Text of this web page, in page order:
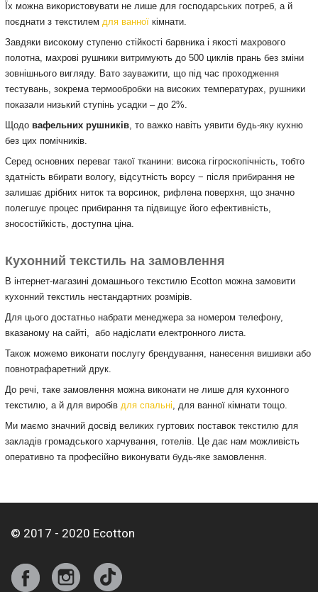
Їх можна використовувати не лише для господарських потреб, а й
поєднати з текстилем для ванноїкімнати.
Завдяки високому ступеню стійкості барвника і якості махрового
полотна, махрові рушники витримують до 500 циклів прань без зміни
зовнішнього вигляду. Вато зауважити, що під час проходження
тестувань, зокрема термообробки на високих температурах, рушники
показали низький ступінь усадки – до 2%.
Щодо вафельних рушників, то важко навіть уявити будь-яку кухню
без цих помічників.
Серед основних переваг такої тканини: висока гігроскопічність, тобто
здатність вбирати вологу, відсутність ворсу − після прибирання не
залишає дрібних ниток та ворсинок, рифлена поверхня, що значно
полегшує процес прибирання та підвищує його ефективність,
зносостійкість, доступна ціна.
Кухонний текстиль на замовлення
В інтернет-магазині домашнього текстилю Ecotton можна замовити
кухонний текстиль нестандартних розмірів.
Для цього достатньо набрати менеджера за номером телефону,
вказаному на сайті, або надіслати електронного листа.
Також можемо виконати послугу брендування, нанесення вишивки або
повнотрафаретний друк.
До речі, таке замовлення можна виконати не лише для кухонного
текстилю, а й для виробів для спальні, для ванної кімнати тощо.
Ми маємо значний досвід великих гуртових поставок текстилю для
закладів громадського харчування, готелів. Це дає нам можливість
оперативно та професійно виконувати будь-яке замовлення.
© 2017 - 2020 Ecotton